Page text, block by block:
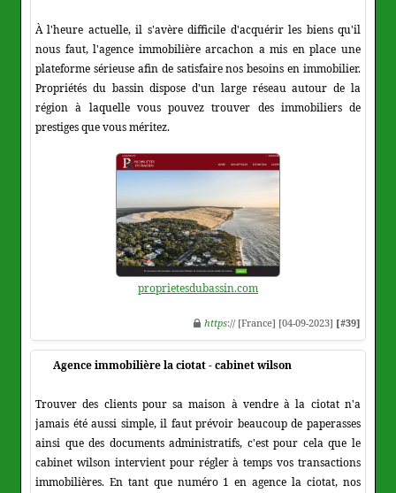
À l'heure actuelle, il s'avère difficile d'acquérir les biens qu'il
nous faut, l'agence immobilière arcachon a mis en place une
plateforme sérieuse afin de satisfaire nos besoins en immobilier.
Propriétés du bassin dispose d'un large réseau autour de la
région à laquelle vous pouvez trouver des immobiliers de
prestiges que vous méritez.
proprietesdubassin.com
https:// [France] [04-09-2023] [#39]
Agence immobilière la ciotat - cabinet wilson
Trouver des clients pour sa maison à vendre à la ciotat n'a
jamais été aussi simple, il faut prévoir beaucoup de paperasses
ainsi que des documents administratifs, c'est pour cela que le
cabinet wilson intervient pour régler à temps vos transactions
immobilières. En tant que numéro 1 en agence la ciotat, nos